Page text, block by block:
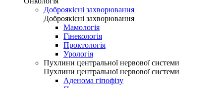
Доброякісні захворювання
Доброякісні захворювання
Мамологія
Гінекологія
Проктологія
Урологія
Пухлини центральної нервової системи
Пухлини центральної нервової системи
Аденома гіпофізу